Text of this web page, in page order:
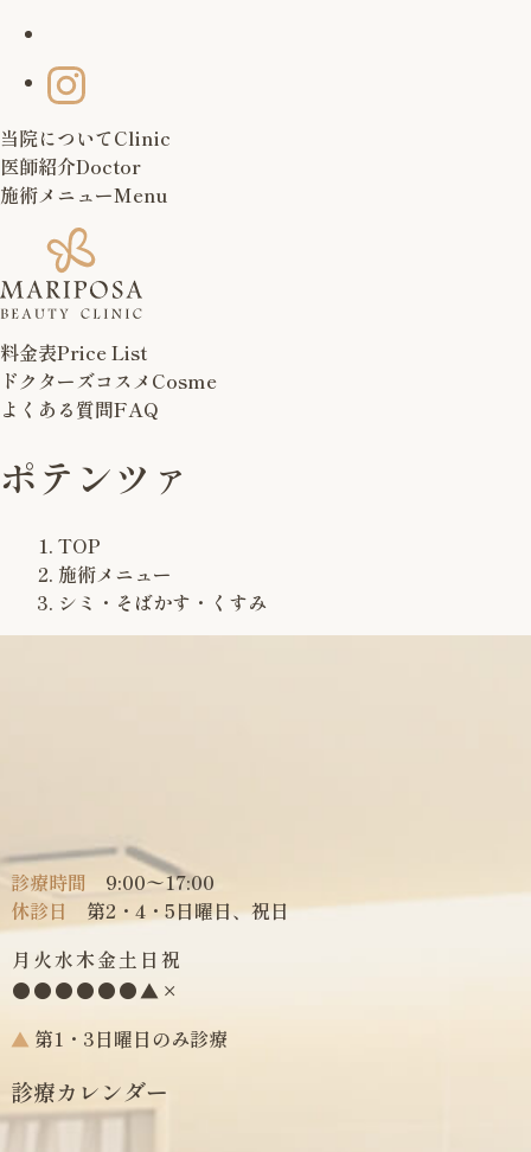
当院についてClinic
医師紹介Doctor
施術メニューMenu
料金表Price List
ドクターズコスメ Cosme
よくある質問FAQ
ポテンツァ
TOP
施術メニュー
シミ・そばかす・くすみ
診療時間 9:00〜17:00
休診日
第2・4・5日曜日、祝日
月 火水木金土 日 祝
●●●●●●▲ ×
▲ 第1・3日曜日のみ診療
診療カレンダー